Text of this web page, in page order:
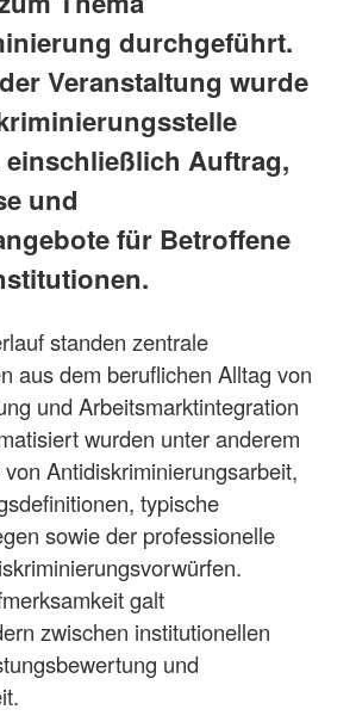
durchgeführt.
Veranstaltung wurde
Auftrag,
und
für Betroffene
standen zentrale
aus dem beruflichen Alltag von
und Arbeitsmarktintegration
wurden unter anderem
Antidiskriminierungsarbeit,
typische
sowie der professionelle
galt
zwischen institutionellen
und